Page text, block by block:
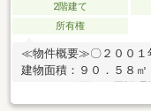
2階建て
所有権
≪物件概要≫〇２００１
建物面積：９０．５８
約620mセブンイレブン